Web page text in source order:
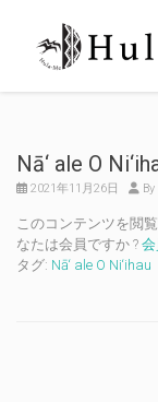
Nā‘ ale O
2021年11月26日
このコンテンツを閲
なたは会員ですか ?
タグ: Nā‘ ale O Ni‘ihau